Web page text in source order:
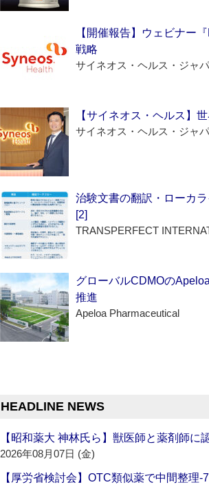
【開催報告】ウェビナー
戦略
サイネオス・ヘルス・ジャ
【サイネオス・ヘルス】
サイネオス・ヘルス・ジャ
治験文書の翻訳・ローカ
[2]
TRANSPERFECT
グローバルCDMOの
推進
Apeloa Pharmaceutical
HEADLINE NEWS
【昭和薬大 神林氏ら】獣医師と薬剤師に
2026年08月07日 (金)
【厚労省検討会】OTC類似薬で中間整理